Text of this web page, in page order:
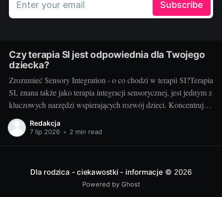
Enter your email Subscribe
Czy terapia SI jest odpowiednia dla Twojego
dziecka?
Zrozumieć Sensory Integration - o co chodzi w terapii SI?Terapia
SI, znana także jako terapia integracji sensorycznej, jest jednym z
kluczowych narzędzi wspierających rozwój dzieci. Koncentruje
się na pomocy dzieciom w uzyskaniu lepszej kontroli nad swoim
ciałem oraz w zrozumieniu i procesowaniu informacji
Redakcja
7 lip 2026 • 2 min read
Dla rodzica - ciekawostki - informacje © 2026
Powered by Ghost